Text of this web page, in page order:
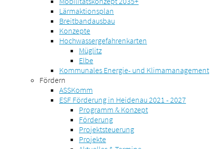
Lärmaktionsplan
Breitbandausbau
Konzepte
Hochwassergefahrenkarten
Müglitz
Elbe
Kommunales Energie- und Klimamanagement
Fördern
ASSKomm
ESF Förderung in Heidenau 2021 - 2027
Programm & Konzept
Förderung
Projektsteuerung
Projekte